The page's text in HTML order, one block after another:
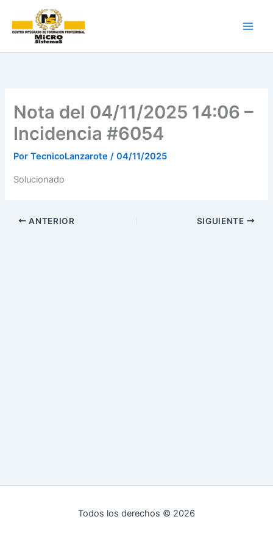
contenido
Nota del 04/11/2025 14:06 –
Incidencia #6054
PorTecnicoLanzarote/04/11/2025
Solucionado
ANTERIOR SIGUIENTE
Todos los derechos © 2026